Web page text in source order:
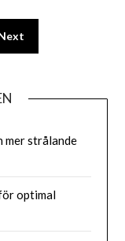
mer strålande
optimal